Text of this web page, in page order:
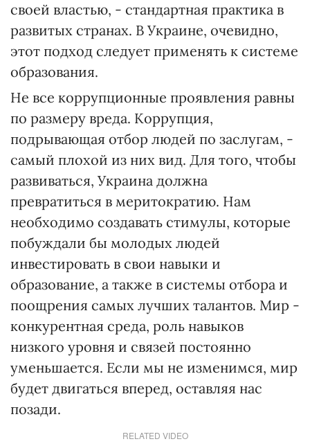
своей властью, - стандартная практика в
развитых странах. В Украине, очевидно,
этот подход следует применять к системе
образования.
Не все коррупционные проявления равны
по размеру вреда. Коррупция,
подрывающая отбор людей по заслугам, -
самый плохой из них вид. Для того, чтобы
развиваться, Украина должна
превратиться в меритократию. Нам
необходимо создавать стимулы, которые
побуждали бы молодых людей
инвестировать в свои навыки и
образование, а также в системы отбора и
поощрения самых лучших талантов. Мир -
конкурентная среда, роль навыков
низкого уровня и связей постоянно
уменьшается. Если мы не изменимся, мир
будет двигаться вперед, оставляя нас
позади.
RELATED VIDEO